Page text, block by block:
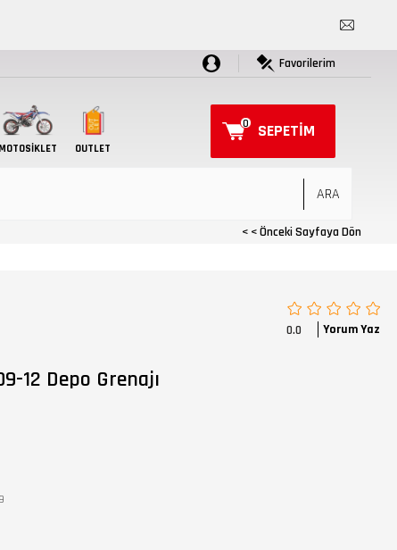
Favorilerim
MOTOSIKLET OUTLET
SEPETIM
0
< < Önceki Sayfaya Dön
12 Depo Grenajı
0.0 Yorum Yaz